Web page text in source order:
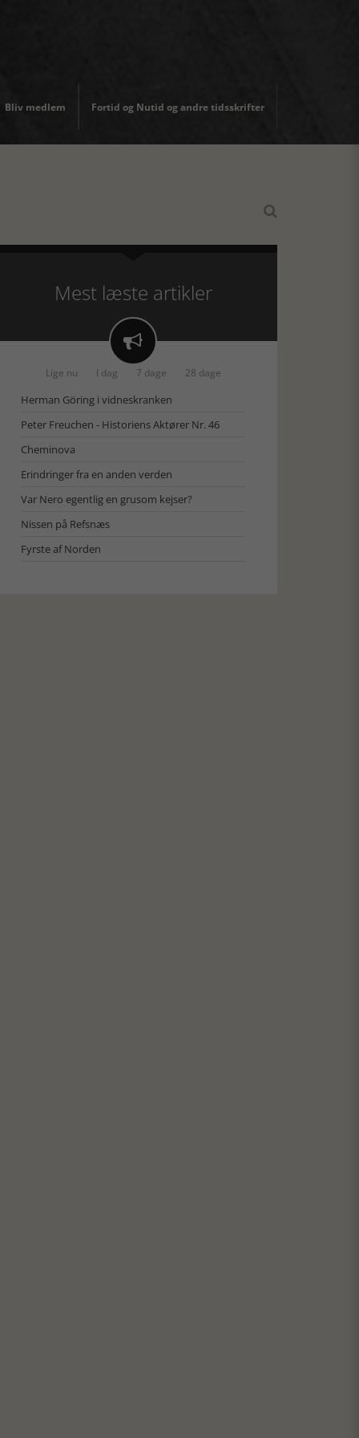
Bliv medlem Fortid og Nutid og andre tidsskrifter

Mest læste artikler

Lige nu I dag 7 dage 28 dage
Herman Göring i vidneskranken
Peter Freuchen - Historiens Aktører Nr. 46
Cheminova
Erindringer fra en anden verden
Var Nero egentlig en grusom kejser?
Nissen på Refsnæs
Fyrste af Norden